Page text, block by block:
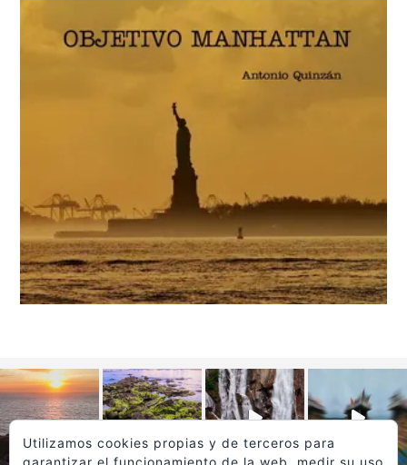
Utilizamos cookies propias y de terceros para
garantizar el funcionamiento de la web, medir su uso